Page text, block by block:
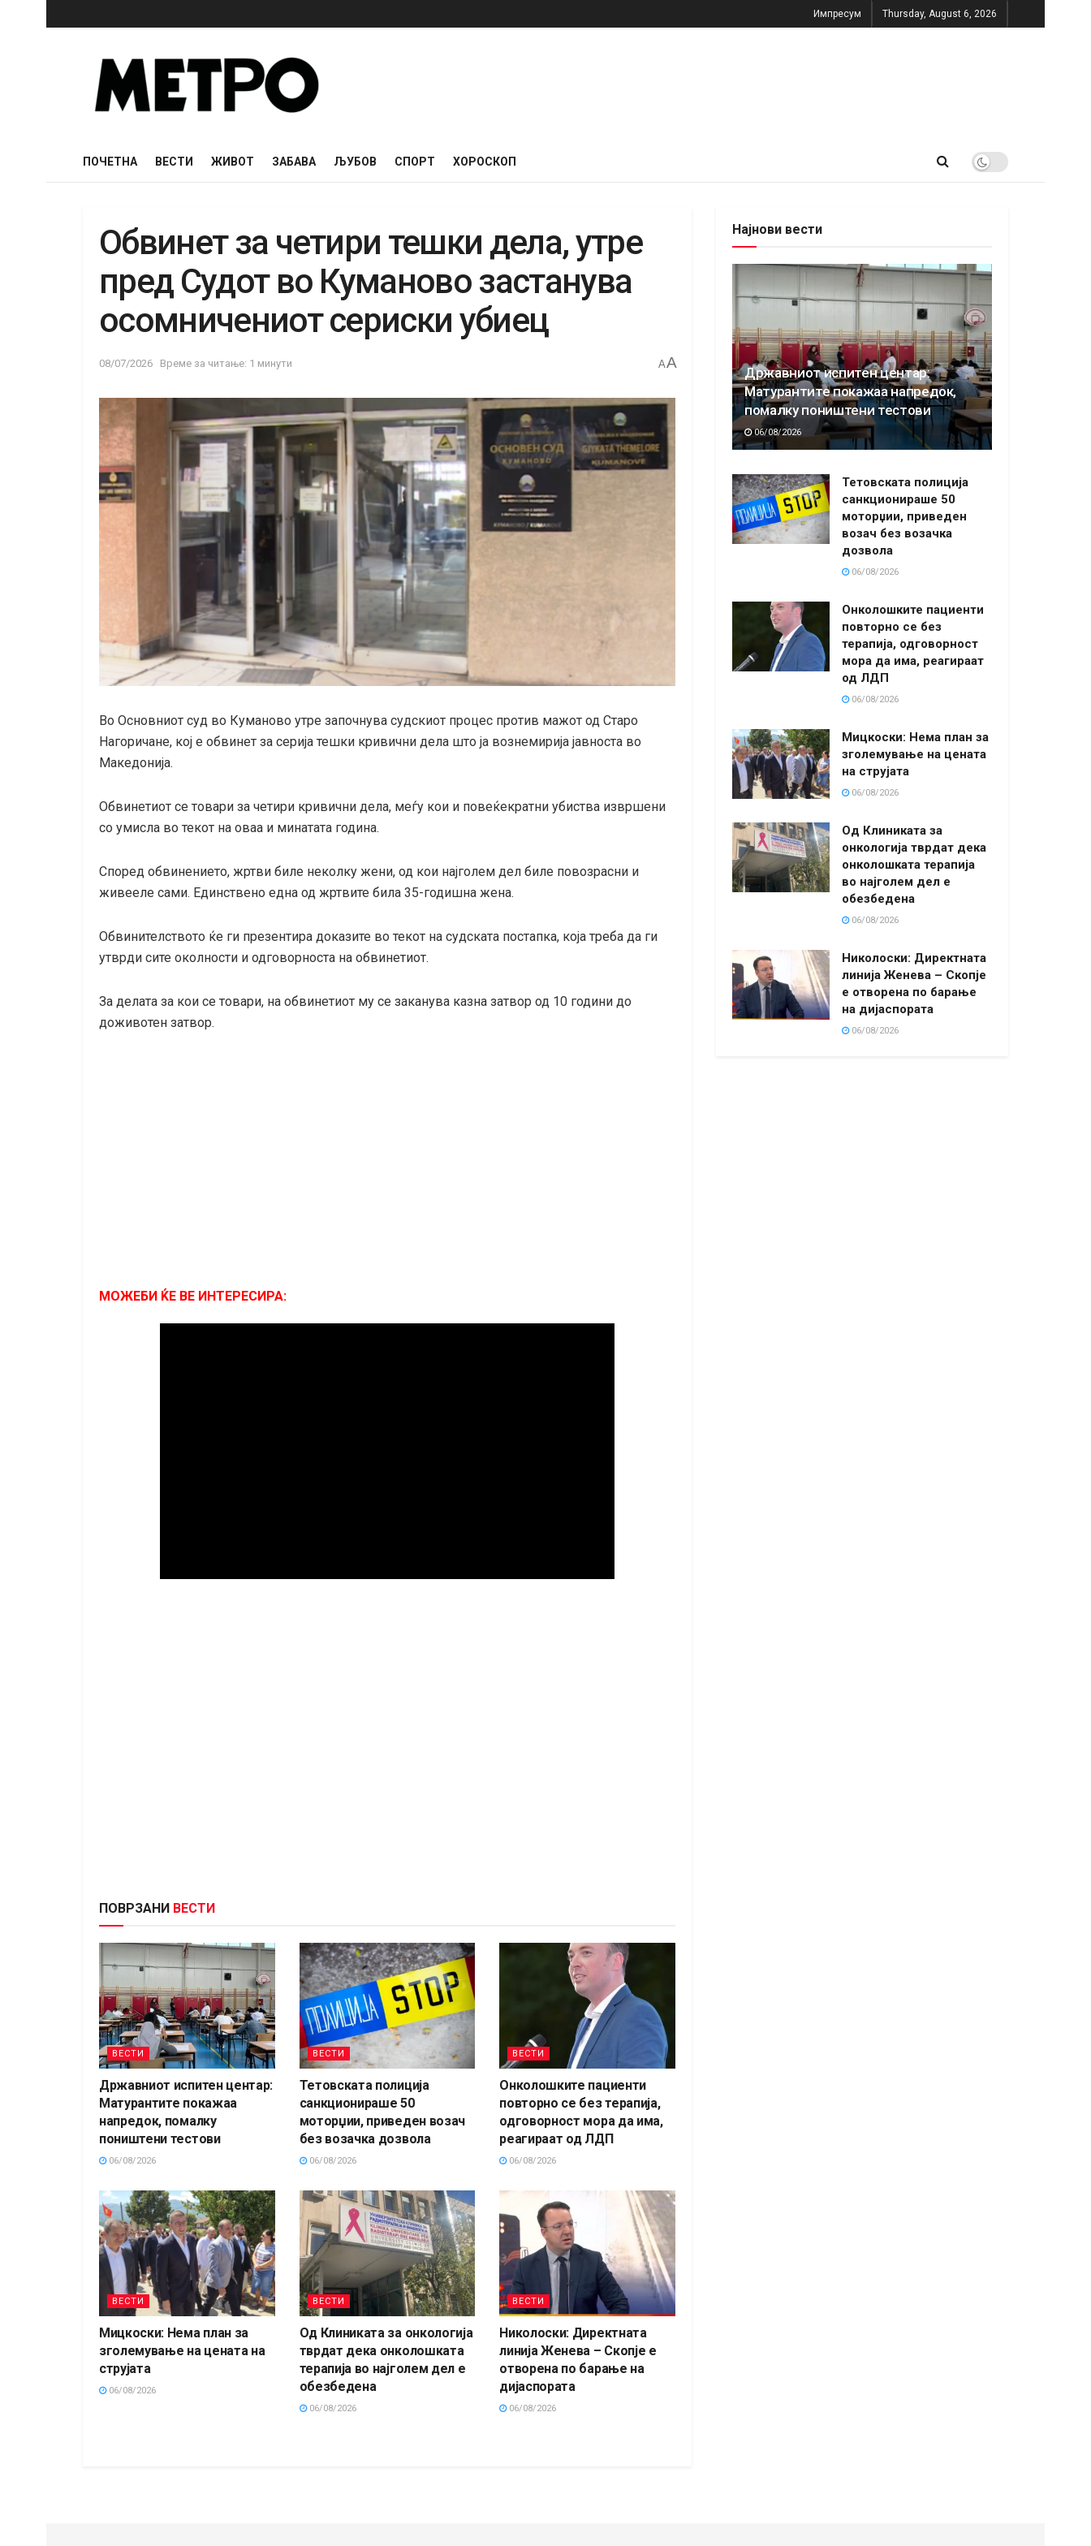
Импресум Thursday, August 6, 2026
ПОЧЕТНА ВЕСТИ ЖИВОТ ЗАБАВА ЉУБОВ СПОРТ ХОРОСКОП
Обвинет за четири тешки дела, утре
пред Судот во Куманово застанува
осомничениот сериски убиец
08/07/2026 Време за читање: 1 минути AA
Во Основниот суд во Куманово утре започнува судскиот процес против мажот од Старо
Нагоричане, кој е обвинет за серија тешки кривични дела што ја вознемирија јавноста во
Македонија.
Обвинетиот се товари за четири кривични дела, меѓу кои и повеќекратни убиства извршени
со умисла во текот на оваа и минатата година.
Според обвинението, жртви биле неколку жени, од кои најголем дел биле повозрасни и
живееле сами. Единствено една од жртвите била 35-годишна жена.
Обвинителството ќе ги презентира доказите во текот на судската постапка, која треба да ги
утврди сите околности и одговорноста на обвинетиот.
За делата за кои се товари, на обвинетиот му се заканува казна затвор од 10 години до
доживотен затвор.
МОЖЕБИ ЌЕ ВЕ ИНТЕРЕСИРА:
ПОВРЗАНИ ВЕСТИ
ВЕСТИ
Државниот испитен центар:
Матурантите покажаа
напредок, помалку
поништени тестови
06/08/2026
ВЕСТИ
Тетовската полиција
санкционираше 50
моторџии, приведен возач
без возачка дозвола
06/08/2026
ВЕСТИ
Онколошките пациенти
повторно се без терапија,
одговорност мора да има,
реагираат од ЛДП
06/08/2026
ВЕСТИ
Мицкоски: Нема план за
зголемување на цената на
струјата
06/08/2026
ВЕСТИ
Од Клиниката за онкологија
тврдат дека онколошката
терапија во најголем дел е
обезбедена
06/08/2026
ВЕСТИ
Николоски: Директната
линија Женева – Скопје е
отворена по барање на
дијаспората
06/08/2026
Најнови вести
Државниот испитен центар:
Матурантите покажаа напредок,
помалку поништени тестови
06/08/2026
Тетовската полиција
санкционираше 50
моторџии, приведен
возач без возачка
дозвола
06/08/2026
Онколошките пациенти
повторно се без
терапија, одговорност
мора да има, реагираат
од ЛДП
06/08/2026
Мицкоски: Нема план за
зголемување на цената
на струјата
06/08/2026
Од Клиниката за
онкологија тврдат дека
онколошката терапија
во најголем дел е
обезбедена
06/08/2026
Николоски: Директната
линија Женева – Скопје
е отворена по барање
на дијаспората
06/08/2026